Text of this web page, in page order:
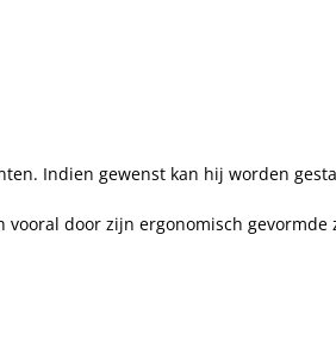
Indien gewenst kan hij worden
door zijn ergonomisch